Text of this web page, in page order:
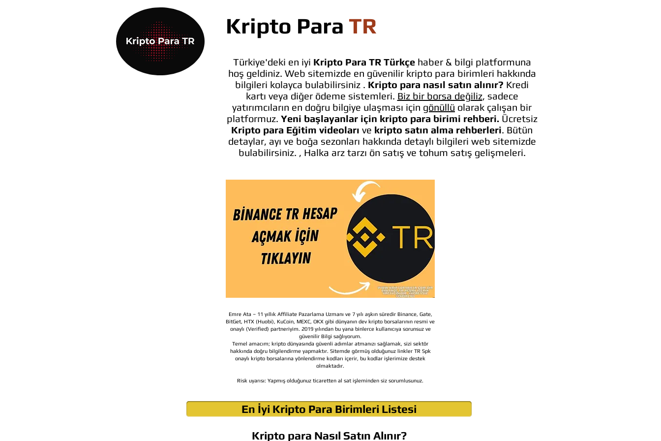
Kripto Para TR
Türkiye'deki en iyi Kripto Para TR Türkçe haber & bilgi platformuna
hoş geldiniz. Web sitemizde en güvenilir kripto para birimleri hakkında
bilgileri kolayca bulabilirsiniz . Kripto para nasıl satın alınır? Kredi
kartı veya diğer ödeme sistemleri. Biz bir borsa değiliz, sadece
yatırımcıların en doğru bilgiye ulaşması için gönüllü olarak çalışan bir
platformuz. Yeni başlayanlar için kripto para birimi rehberi. Ücretsiz
Kripto para Eğitim videoları ve kripto satın alma rehberleri. Bütün
detaylar, ayı ve boğa sezonları hakkında detaylı bilgileri web sitemizde
bulabilirsiniz. , Halka arz tarzı ön satış ve tohum satış gelişmeleri.
Emre Ata – 11 yıllık Affiliate Pazarlama Uzmanı ve 7 yılı aşkın süredir Binance, Gate,
BitGet, HTX (Huobi), KuCoin, MEXC, OKX gibi dünyanın dev kripto borsalarının resmi ve
onaylı (Verified) partneriyim. 2019 yılından bu yana binlerce kullanıcıya sorunsuz ve
güvenilir Bilgi sağlıyorum.
Temel amacım; kripto dünyasında güvenli adımlar atmanızı sağlamak, sizi sektör
hakkında doğru bilgilendirme yapmaktır. Sitemde görmüş olduğunuz linkler TR Spk
onaylı kripto borsalarına yönlendirme kodları içerir, bu kodlar işlerimize destek
olmaktadır.
Risk uyarısı: Yapmış olduğunuz ticaretten al sat işleminden siz sorumlusunuz.
En İyi Kripto Para Birimleri Listesi
Kripto para Nasıl Satın Alınır?